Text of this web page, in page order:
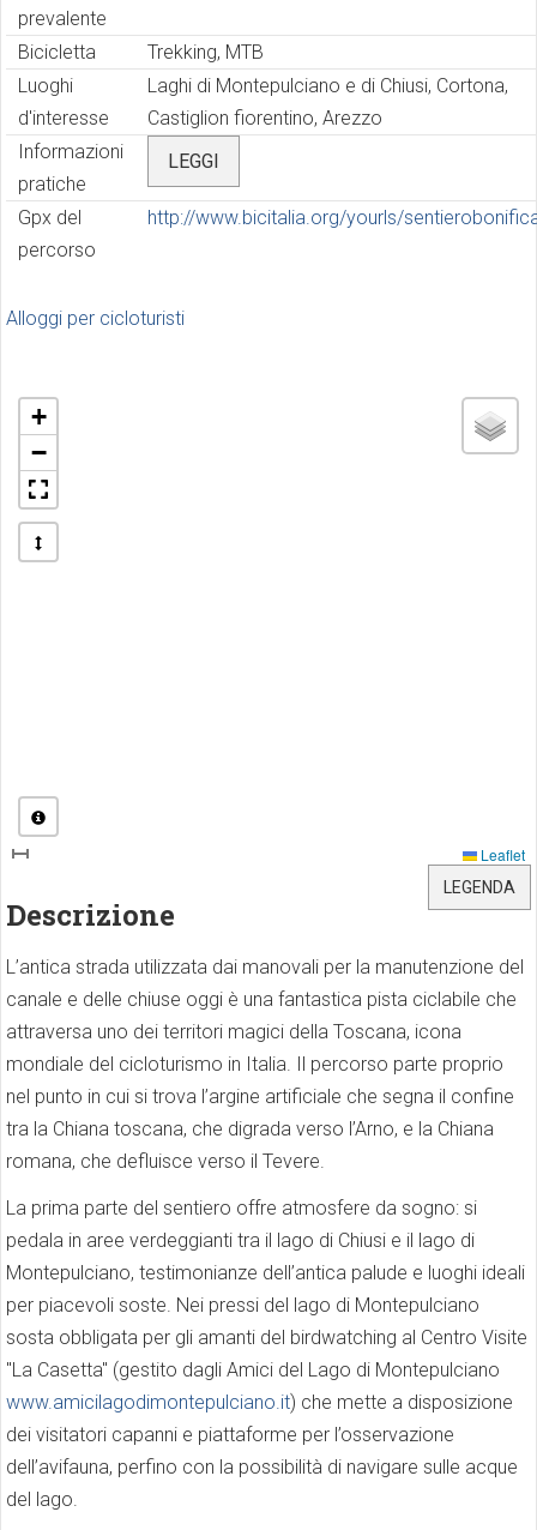
prevalente
Bicicletta
Trekking, MTB
Luoghi
d'interesse
Laghi di Montepulciano e di Chiusi, Cortona,
Castiglion fiorentino, Arezzo
Informazioni
pratiche
LEGGI
Gpx del
percorso
http://www.bicitalia.org/yourls/
Alloggi per cicloturisti
+
−
Leaflet
LEGENDA
Descrizione
L’antica strada utilizzata dai manovali per la manutenzione del
canale e delle chiuse oggi è una fantastica pista ciclabile che
attraversa uno dei territori magici della Toscana, icona
mondiale del cicloturismo in Italia. Il percorso parte proprio
nel punto in cui si trova l’argine artificiale che segna il confine
tra la Chiana toscana, che digrada verso l’Arno, e la Chiana
romana, che defluisce verso il Tevere.
La prima parte del sentiero offre atmosfere da sogno: si
pedala in aree verdeggianti tra il lago di Chiusi e il lago di
Montepulciano, testimonianze dell’antica palude e luoghi ideali
per piacevoli soste. Nei pressi del lago di Montepulciano
sosta obbligata per gli amanti del birdwatching al Centro Visite
"La Casetta" (gestito dagli Amici del Lago di Montepulciano
www.amicilagodimontepulciano.it) che mette a disposizione
dei visitatori capanni e piattaforme per l’osservazione
dell’avifauna, perfino con la possibilità di navigare sulle acque
del lago.